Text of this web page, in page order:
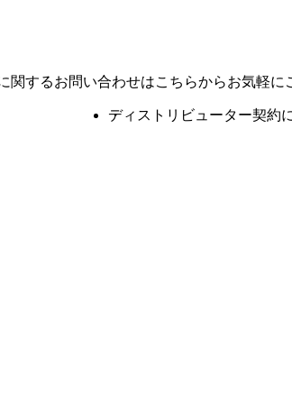
するお問い合わせはこちらからお気軽に
ディストリビューター契約